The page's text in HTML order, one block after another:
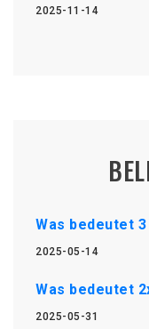
2025-11-14
Was bedeutet
2025-05-14
Was bedeutet
2025-05-31